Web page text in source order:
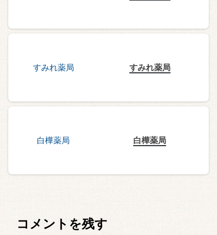
すみれ薬局
白樺薬局
コメントを残す